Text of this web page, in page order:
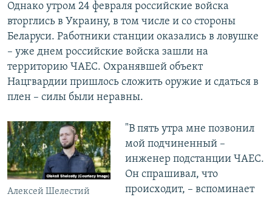
Однако утром 24 февраля российские войска
вторглись в Украину, в том числе и со стороны
Беларуси. Работники станции оказались в ловушке
– уже днем российские войска зашли на
территорию ЧАЕС. Охранявшей объект
Нацгвардии пришлось сложить оружие и сдаться в
плен – силы были неравны.
Алексей Шелестий
"В пять утра мне позвонил
мой подчиненный –
инженер подстанции ЧАЕС.
Он спрашивал, что
происходит, – вспоминает